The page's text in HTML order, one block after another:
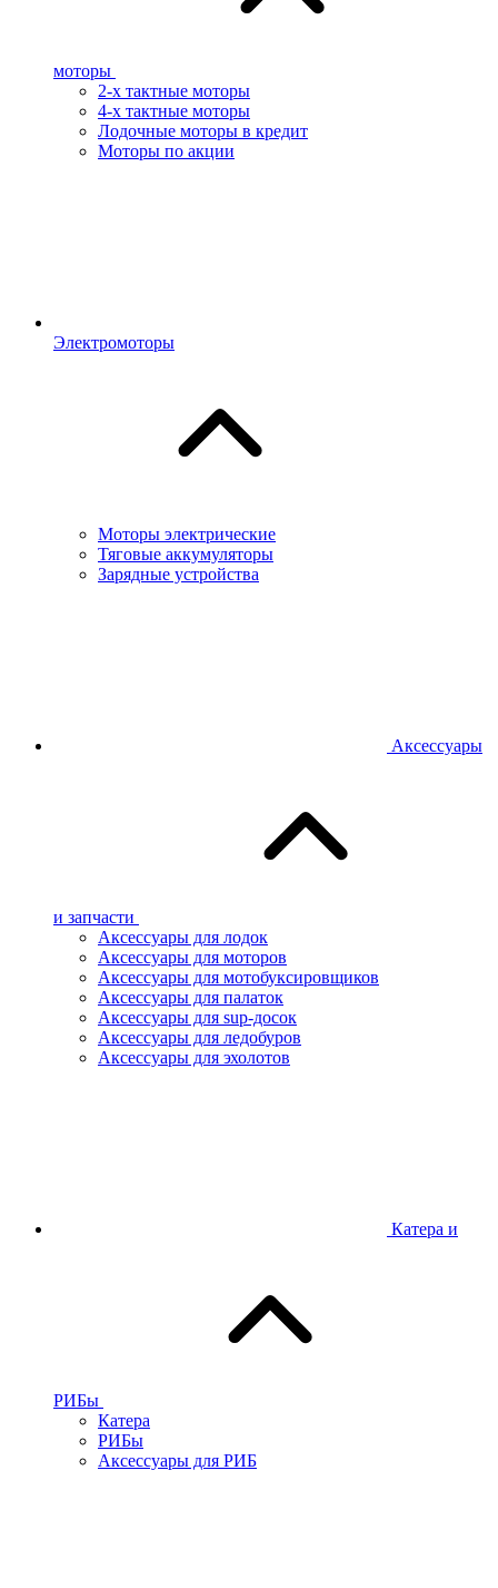
моторы
2-х тактные моторы
4-х тактные моторы
Лодочные моторы в кредит
Моторы по акции
Электромоторы
Моторы электрические
Тяговые аккумуляторы
Зарядные устройства
Аксессуары
и запчасти
Аксессуары для лодок
Аксессуары для моторов
Аксессуары для мотобуксировщиков
Аксессуары для палаток
Аксессуары для sup-досок
Аксессуары для ледобуров
Аксессуары для эхолотов
Катера и
РИБы
Катера
РИБы
Аксессуары для РИБ